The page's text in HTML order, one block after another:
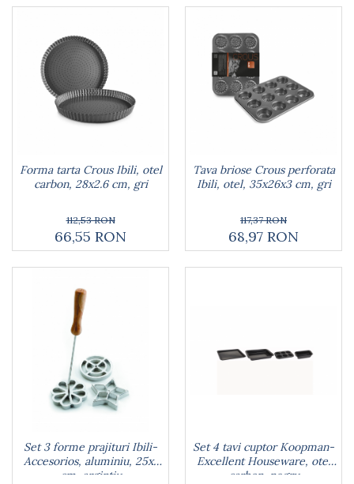
Forma tarta Crous Ibili, otel
carbon, 28x2.6 cm, gri
112,53 RON
66,55 RON
Tava briose Crous perforata
Ibili, otel, 35x26x3 cm, gri
117,37 RON
68,97 RON
Set 3 forme prajituri Ibili-
Accesorios, aluminiu, 25x7
cm, argintiu
Set 4 tavi cuptor Koopman-
Excellent Houseware, otel
carbon, negru